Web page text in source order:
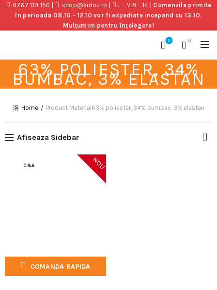
0767 119 150 shop@kidou.ro L - V 8 - 14
Comenzile primite
în perioada 08.10 - 12.10 vor fi expediate incepand cu 13.10.
Mulțumim pentru înțelegere!
0 0
63% POLIESTER, 34%
BUMBAC, 3% ELASTAN
Home Product Material 63% poliester, 34% bumbac, 3% elastan
Afiseaza Sidebar
C&A NOU
COMANDA RAPIDA